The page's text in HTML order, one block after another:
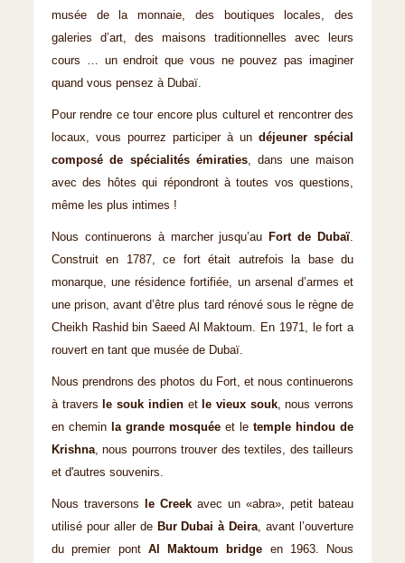
musée de la monnaie, des boutiques locales, des
galeries d’art, des maisons traditionnelles avec leurs
cours … un endroit que vous ne pouvez pas imaginer
quand vous pensez à Dubaï.
Pour rendre ce tour encore plus culturel et rencontrer des
locaux, vous pourrez participer à un déjeuner spécial
composé de spécialités émiraties, dans une maison
avec des hôtes qui répondront à toutes vos questions,
même les plus intimes !
Nous continuerons à marcher jusqu’au Fort de Dubaï.
Construit en 1787, ce fort était autrefois la base du
monarque, une résidence fortifiée, un arsenal d’armes et
une prison, avant d’être plus tard rénové sous le règne de
Cheikh Rashid bin Saeed Al Maktoum. En 1971, le fort a
rouvert en tant que musée de Dubaï.
Nous prendrons des photos du Fort, et nous continuerons
à travers
le souk indienet le vieux souk, nous verrons
en chemin
la grande mosquée et le temple hindou de
Krishna, nous pourrons trouver des textiles, des tailleurs
et d'autres souvenirs.
Nous traversons le Creek avec un «abra», petit bateau
utilisé pour aller de Bur Dubai à Deira, avant l’ouverture
du premier pont Al Maktoum bridge en 1963. Nous